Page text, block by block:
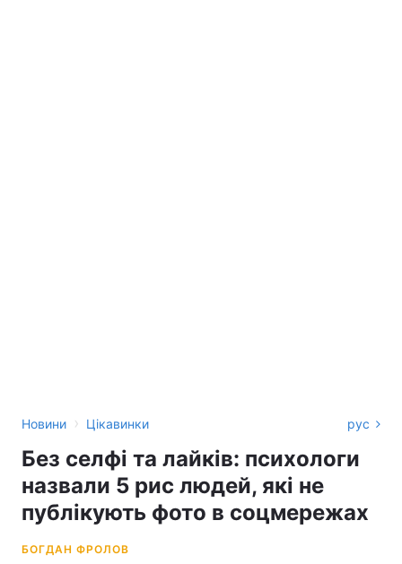
Новини › Цікавинки рус
Без селфі та лайків: психологи
назвали 5 рис людей, які не
публікують фото в соцмережах
БОГДАН ФРОЛОВ